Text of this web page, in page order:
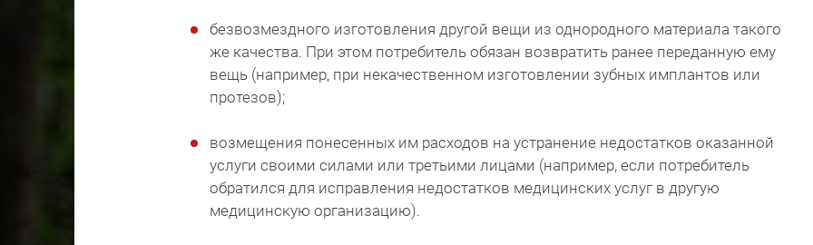
безвозмездного изготовления другой вещи из однородного материала такого
же качества. При этом потребитель обязан возвратить ранее переданную ему
вещь (например, при некачественном изготовлении зубных имплантов или
протезов);
возмещения понесенных им расходов на устранение недостатков оказанной
услуги своими силами или третьими лицами (например, если потребитель
обратился для исправления недостатков медицинских услуг в другую
медицинскую организацию).